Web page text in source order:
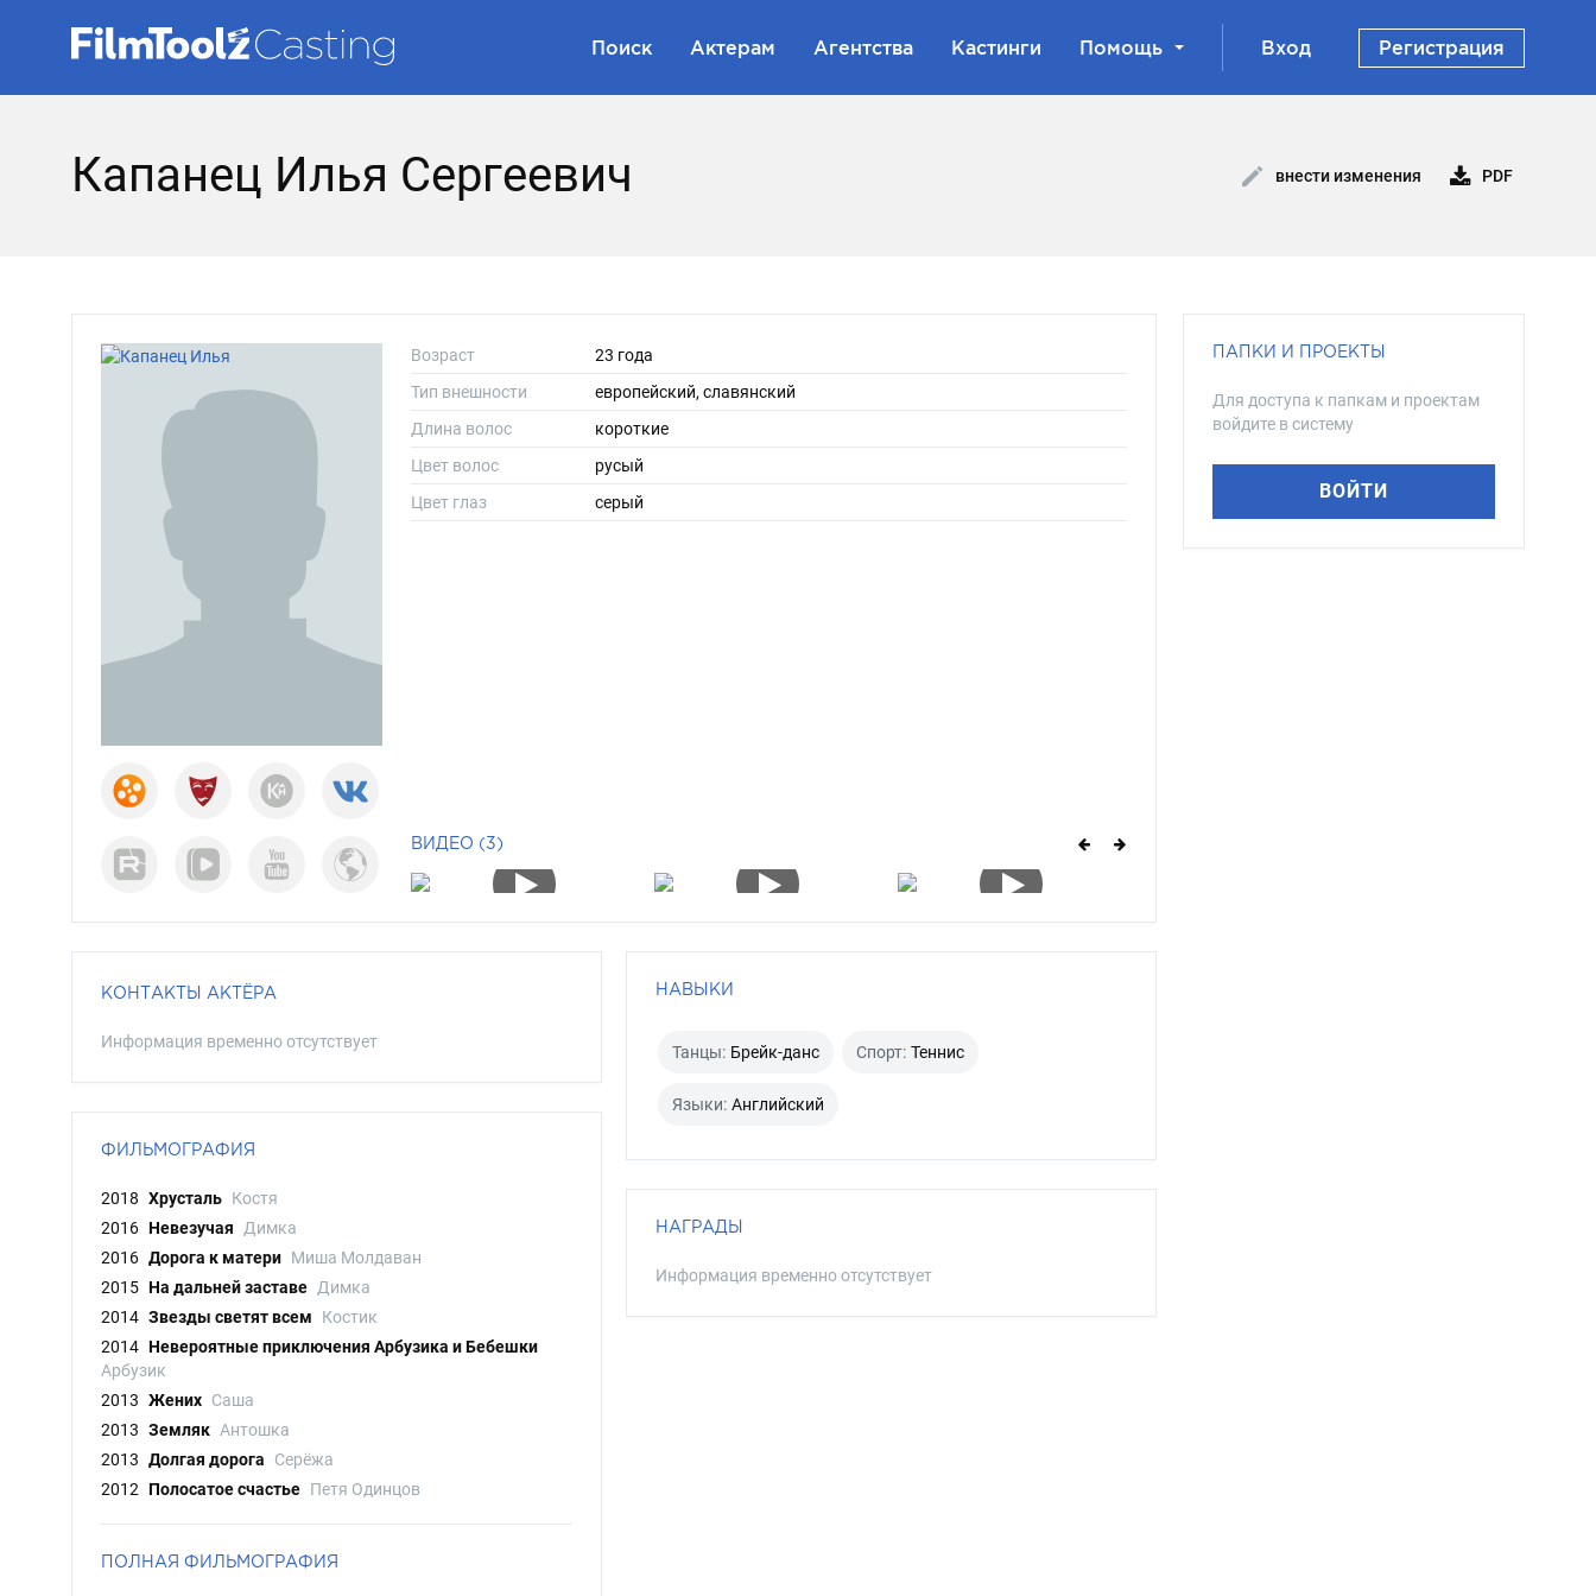
Поиск Актерам Агентства Кастинги Помощь Вход Регистрация
Капанец Илья Сергеевич внести изменения PDF
Возраст
23 года
Тип внешности
европейский, славянский
Длина волос
короткие
Цвет волос
русый
Цвет глаз
серый
ВИДЕО (3)
КОНТАКТЫ АКТЁРА
Информация временно отсутствует
ФИЛЬМОГРАФИЯ
2018 Хрусталь Костя
2016 Невезучая
Димка
2016 Дорога к матери Миша Молдаван
2015 На дальней заставе Димка
2014 Звезды светят всем
Костик
2014 Невероятные приключения Арбузика и Бебешки
Арбузик
2013 Жених Саша
2013 Земляк Антошка
2013 Долгая дорога
Серёжа
2012
Полосатое счастье Петя Одинцов
ПОЛНАЯ ФИЛЬМОГРАФИЯ
НАВЫКИ
Танцы: Брейк-данс Спорт: Теннис
Языки: Английский
НАГРАДЫ
Информация временно отсутствует
ПАПКИ И ПРОЕКТЫ
Для доступа к папкам и проектам
войдите в систему
ВОЙТИ